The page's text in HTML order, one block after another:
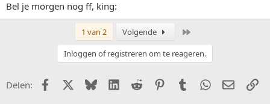
Bel je morgen nog ff, king:
1 van 2 Volgende
Inloggen of registreren om te reageren.
Delen: FacebookX (Twitter)
BlueskyLinkedIn
Reddit PinterestTumblr WhatsApp
E-mail